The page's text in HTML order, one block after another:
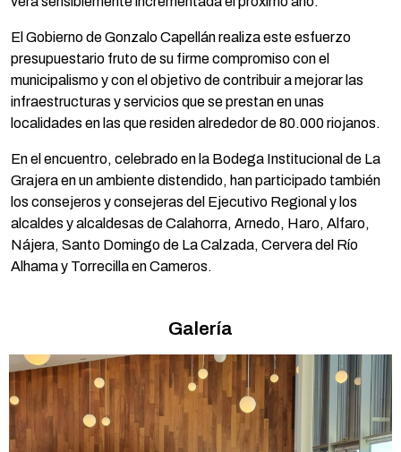
El Gobierno de Gonzalo Capellán realiza este esfuerzo
presupuestario fruto de su firme compromiso con el
municipalismo y con el objetivo de contribuir a mejorar las
infraestructuras y servicios que se prestan en unas
localidades en las que residen alrededor de 80.000 riojanos.
En el encuentro, celebrado en la Bodega Institucional de La
Grajera en un ambiente distendido, han participado también
los consejeros y consejeras del Ejecutivo Regional y los
alcaldes y alcaldesas de Calahorra, Arnedo, Haro, Alfaro,
Nájera, Santo Domingo de La Calzada, Cervera del Río
Alhama y Torrecilla en Cameros.
Galería